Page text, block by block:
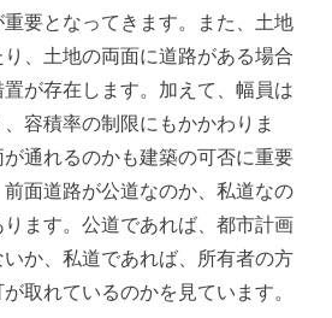
要となってきます。また、土地
、土地の両面に道路がある場合
が存在します。加えて、幅員は
容積率の制限にもかかわりま
通れるのかも建築の可否に重要
面道路が公道なのか、私道なの
ます。公道であれば、都市計画
か、私道であれば、所有者の方
取れているのかを見ています。